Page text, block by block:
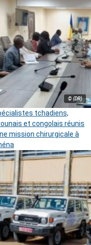
© (DR)
tchadiens,
et congolais réunis
mission chirurgicale à